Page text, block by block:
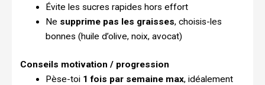
Évite les sucres rapides hors effort
Ne supprime pas les graisses, choisis-les
bonnes (huile d’olive, noix, avocat)
Conseils motivation / progression
Pèse-toi 1 fois par semaine max, idéalement